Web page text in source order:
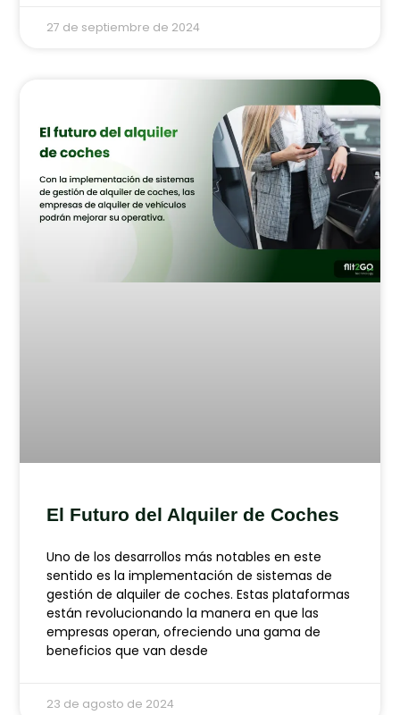
27 de septiembre de 2024
El Futuro del Alquiler de Coches
Uno de los desarrollos más notables en este
sentido es la implementación de sistemas de
gestión de alquiler de coches. Estas plataformas
están revolucionando la manera en que las
empresas operan, ofreciendo una gama de
beneficios que van desde
23 de agosto de 2024